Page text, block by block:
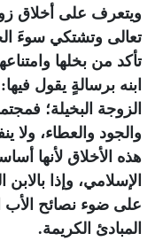
ويتعرف على أخلاق
تعالى وتشتكي سوءَ
تأكد من بخلها
ابنه برسالةٍ يقول
الزوجة البخيلة؛
والجود والعطاء،
هذه الأخلاق لأنها
الإسلامي، وإذا
على ضوء نصائح الأب
المبادئ الكريمة.